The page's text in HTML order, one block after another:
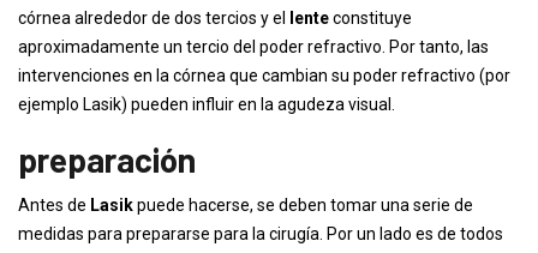
córnea alrededor de dos tercios y el
lenteconstituye
aproximadamente un tercio del poder refractivo. Por tanto, las
intervenciones en la córnea que cambian su poder refractivo (por
ejemplo Lasik) pueden influir en la agudeza visual.
preparación
Antes de Lasikpuede hacerse, se deben tomar una serie de
medidas para prepararse para la cirugía. Por un lado es de todos